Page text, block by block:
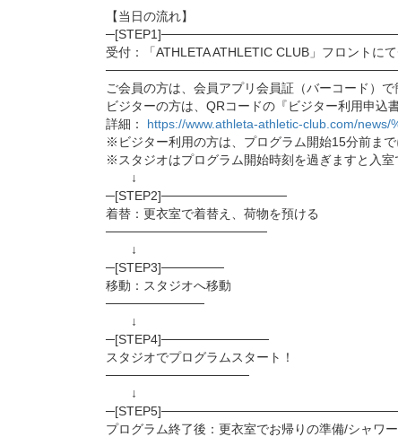
【当日の流れ】
受付：「ATHLETA ATHLETIC CLUB」フロントに
ご会員の方は、会員アプリ会員証（バーコード）で
ビジターの方は、QRコードの『ビジター利用申込
詳細： https://www.athleta-athletic-club.com/news/
※ビジター利用の方は、プログラム開始15分前まで
※スタジオはプログラム開始時刻を過ぎますと入
↓
─[STEP2]──────────────
着替：更衣室で着替え、荷物を預ける
──────────────────
↓
─[STEP3]───────
移動：スタジオへ移動
───────────
↓
─[STEP4]────────────
スタジオでプログラムスタート！
────────────────
↓
プログラム終了後：更衣室でお帰りの準備/シャワ